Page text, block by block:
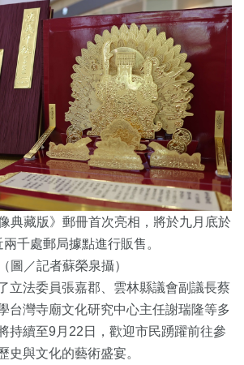
典藏版》郵冊首次亮相，將於九月底於
千處郵局據點進行販售。
（圖／記者蘇榮泉攝）
立法委員張嘉郡、雲林縣議會副議長蔡
台灣寺廟文化研究中心主任謝瑞隆等多
持續至9月22日，歡迎市民踴躍前往參
史與文化的藝術盛宴。